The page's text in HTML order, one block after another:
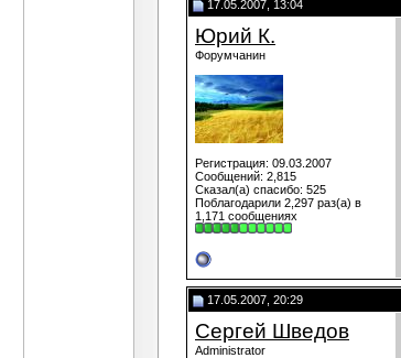
17.05.2007, 13:04
Юрий К.
Форумчанин
Регистрация: 09.03.2007
Сообщений: 2,815
Сказал(а) спасибо: 525
Поблагодарили 2,297 раз(а) в
1,171 сообщениях
17.05.2007, 20:29
Сергей Шведов
Administrator